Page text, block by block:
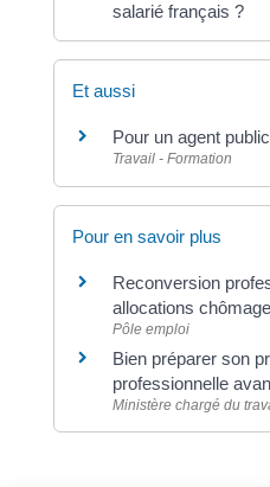
salarié français ?
Et aussi
Pour un agent public
Travail - Formation
Pour en savoir plus
Reconversion
allocations chômage
Pôle emploi
Bien préparer son
professionnelle
Ministère chargé du